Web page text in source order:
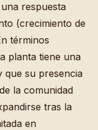
respuesta
(crecimiento de
términos
planta tiene una
que su presencia
la comunidad
tras la
en